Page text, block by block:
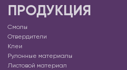
ПРОДУКЦИЯ
Смолы
Отвердители
Клеи
Рулонные материалы
Листовой материал